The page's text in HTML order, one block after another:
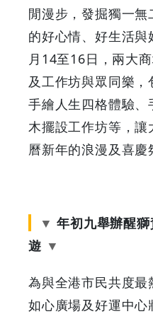
閒漫步，發掘獨一
的好心情、好生活
月14至16日，兩大
及工作坊與眾同樂，
手繪人生四格體驗
木擺設工作坊等，
曆新年的浪漫及喜慶
年初九舉辦醒
遊
為與全港市民共度最
如心廣場及好運中